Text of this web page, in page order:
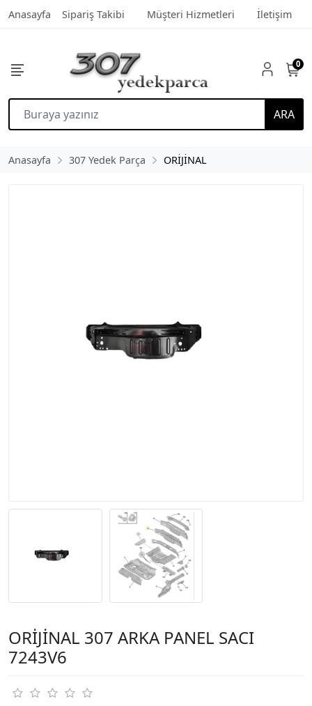
Anasayfa Sipariş Takibi Müşteri Hizmetleri İletişim
ARA
0
Anasayfa 307 Yedek Parça ORİJİNAL
ORİJİNAL 307 ARKA PANEL SACI
7243V6